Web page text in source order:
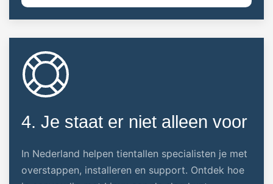
4. Je staat er niet alleen voor
In Nederland helpen tientallen specialisten je met
overstappen, installeren en support. Ontdek hoe